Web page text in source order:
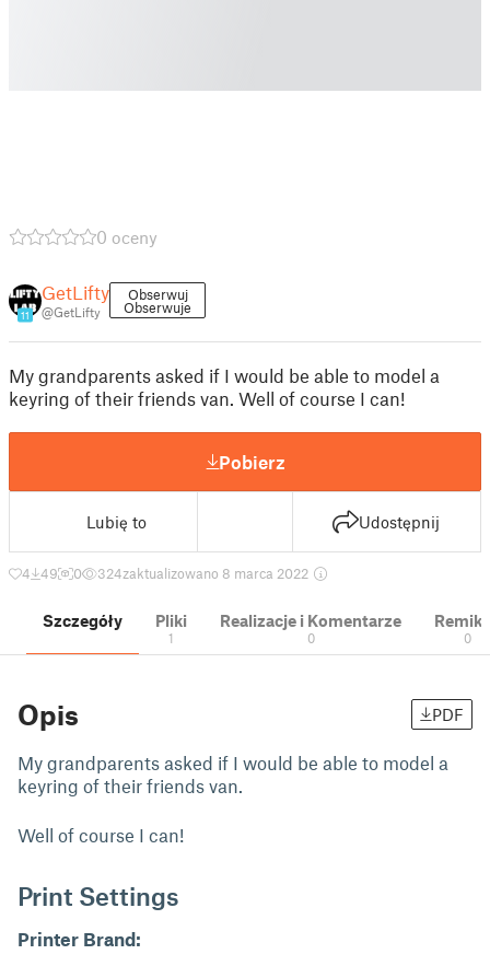
0 oceny
11
GetLifty
@GetLifty
Obserwuj
Obserwuje
My grandparents asked if I would be able to model a
keyring of their friends van. Well of course I can!
Pobierz
Lubię to Udostępnij
4 49 0 324zaktualizowano 8 marca 2022
Szczegóły Pliki
1
Realizacje i Komentarze
0 0
Opis PDF
My grandparents asked if I would be able to model a
keyring of their friends van.
Well of course I can!
Print Settings
Printer Brand: